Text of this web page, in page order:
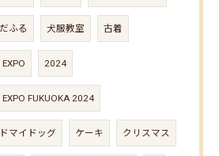
ふる 犬服教室 古着
2024
EXPO FUKUOKA 2024
マイドッグ ケーキ クリスマス